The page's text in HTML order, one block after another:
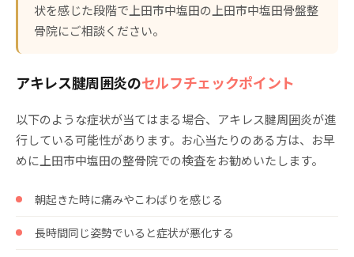
状を感じた段階で上田市中塩田の上田市中塩田骨盤整
骨院にご相談ください。
アキレス腱周囲炎のセルフチェックポイント
以下のような症状が当てはまる場合、アキレス腱周囲炎が進
行している可能性があります。お心当たりのある方は、お早
めに上田市中塩田の整骨院での検査をお勧めいたします。
朝起きた時に痛みやこわばりを感じる
長時間同じ姿勢でいると症状が悪化する